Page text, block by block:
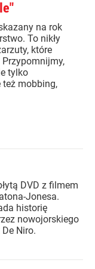
na rok
To nikły
które
tylko
też mobbing,
DVD z filmem
Jonesa.
historię
nowojorskiego
Niro.